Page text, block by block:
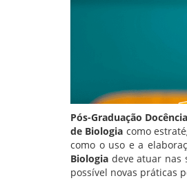
Pós-Graduação
de Biologia como
como o uso e a
Biologia deve atuar nas
possível novas práticas